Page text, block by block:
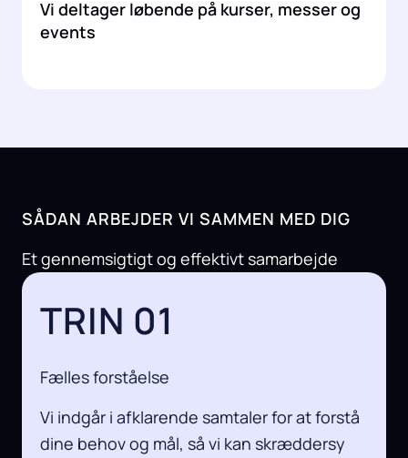
Vi deltager løbende på kurser, messer og
events
SÅDAN ARBEJDER VI SAMMEN MED DIG
Et gennemsigtigt og effektivt samarbejde
TRIN 01
Fælles forståelse
Vi indgår i afklarende samtaler for at forstå
dine behov og mål, så vi kan skræddersy